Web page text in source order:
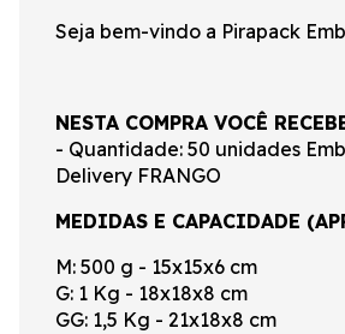
Seja bem-vindo a Pirapack
NESTA COMPRA VOCÊ
- Quantidade: 50 unidades
Delivery FRANGO
MEDIDAS E CAPACIDADE
M: 500 g - 15x15x6 cm
G: 1 Kg - 18x18x8 cm
GG: 1,5 Kg - 21x18x8 cm